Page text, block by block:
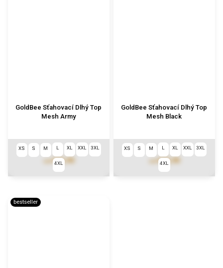
GoldBee Sťahovací Dlhý Top
Mesh Army
€73,90
XS S M L XL XXL 3XL
4XL
GoldBee Sťahovací Dlhý Top
Mesh Black
€73,90
XS S M L XL XXL 3XL
4XL
bestseller